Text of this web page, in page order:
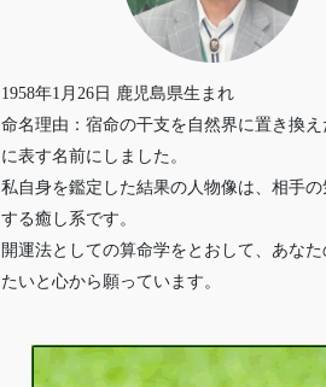
1958年1月26日 鹿児島県生まれ
命名理由：宿命の干支を自然界に置き換
に表す名前にしました。
私自身を鑑定した結果の人物像は、相手の
する癒し系です。
開運法としての算命学をとおして、あな
たいと心から願っています。